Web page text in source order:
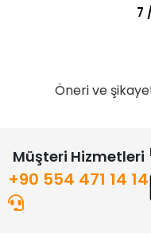
7
Öneri ve
Müşteri Hizmetleri
+90 554 471 14 14